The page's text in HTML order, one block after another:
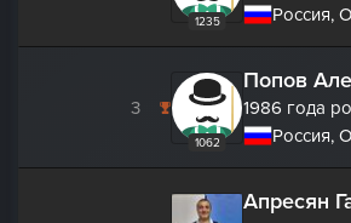
1235
Россия,
3
1062
Попов
1986 года
Россия,
Апресян